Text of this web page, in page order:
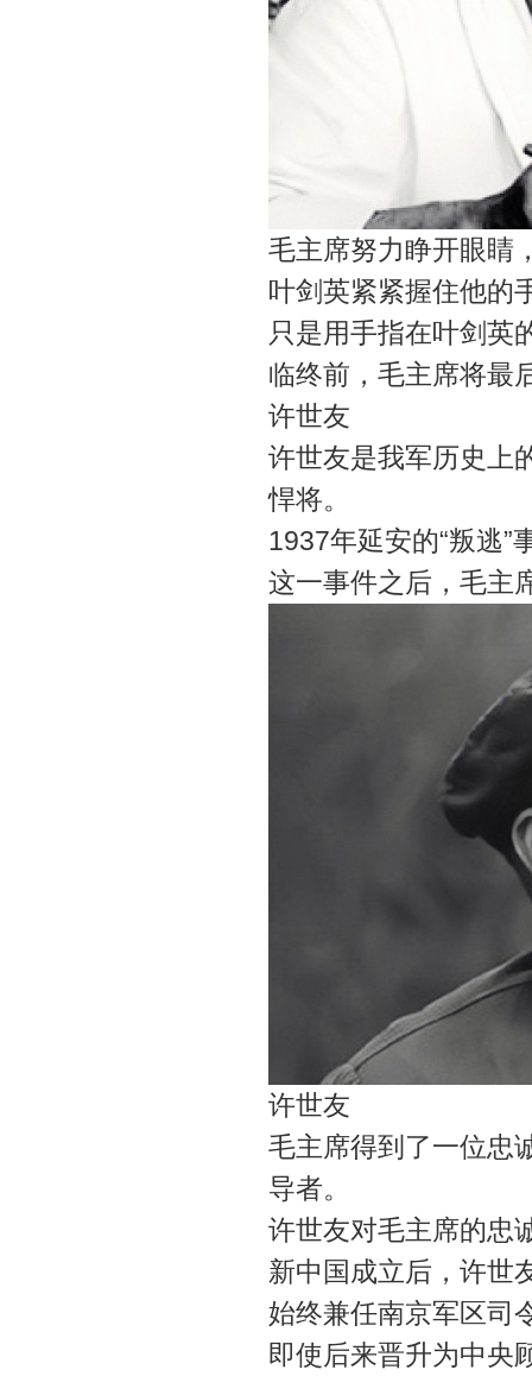
毛主席努力睁开眼睛
叶剑英紧紧握住他的
只是用手指在叶剑英
临终前，毛主席将最
许世友
许世友是我军历史上
悍将。
1937年延安的“叛逃”
这一事件之后，毛主
许世友
毛主席得到了一位忠
导者。
许世友对毛主席的忠
新中国成立后，许世
始终兼任南京军区司
即使后来晋升为中央